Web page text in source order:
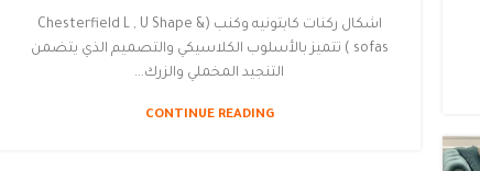
اشكال ركنات كابتونيه وكنب (Chesterfield L , U Shape &
sofas ) تتميز بالأسلوب الكلاسيكي والتصميم الذي يتضمن
التنجيد المخملي والزرك...
CONTINUE READING